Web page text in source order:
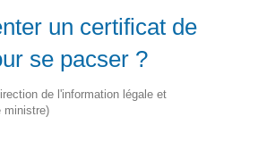
un certificat de
se pacser ?
de l'information légale et
ministre)